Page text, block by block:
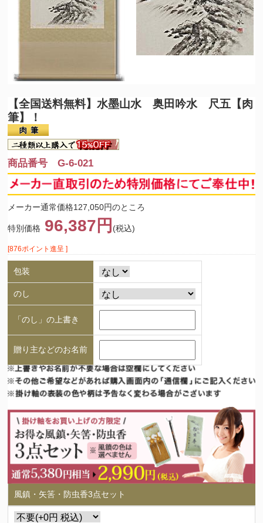
【全国送料無料】水墨山水 奥田吟水 尺五【肉
筆】！
商品番号 G-6-021
メーカー通常価格127,050円のところ
特別価格 96,387円 (税込)
[876ポイント進呈 ]
包装
のし
「のし」の上書き
贈り主などのお名前
風鎮・矢筈・防虫香3点セット